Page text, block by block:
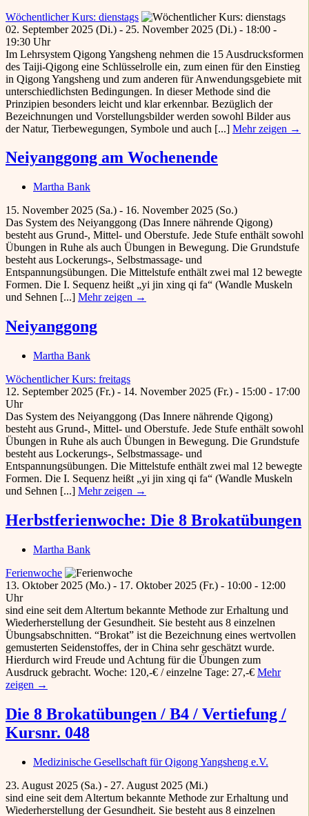
Wöchentlicher Kurs: dienstags
02. September 2025 (Di.) - 25. November 2025 (Di.) - 18:00 -
19:30 Uhr
Im Lehrsystem Qigong Yangsheng nehmen die 15 Ausdrucksformen
des Taiji-Qigong eine Schlüsselrolle ein, zum einen für den Einstieg
in Qigong Yangsheng und zum anderen für Anwendungsgebiete mit
unterschiedlichsten Bedingungen. In dieser Methode sind die
Prinzipien besonders leicht und klar erkennbar. Bezüglich der
Bezeichnungen und Vorstellungsbilder werden sowohl Bilder aus
der Natur, Tierbewegungen, Symbole und auch [...] Mehr zeigen →
Neiyanggong am Wochenende
Martha Bank
15. November 2025 (Sa.) - 16. November 2025 (So.)
Das System des Neiyanggong (Das Innere nährende Qigong)
besteht aus Grund-, Mittel- und Oberstufe. Jede Stufe enthält sowohl
Übungen in Ruhe als auch Übungen in Bewegung. Die Grundstufe
besteht aus Lockerungs-, Selbstmassage- und
Entspannungsübungen. Die Mittelstufe enthält zwei mal 12 bewegte
Formen. Die I. Sequenz heißt „yi jin xing qi fa“ (Wandle Muskeln
und Sehnen [...] Mehr zeigen →
Neiyanggong
Martha Bank
Wöchentlicher Kurs: freitags
12. September 2025 (Fr.) - 14. November 2025 (Fr.) - 15:00 - 17:00
Uhr
Das System des Neiyanggong (Das Innere nährende Qigong)
besteht aus Grund-, Mittel- und Oberstufe. Jede Stufe enthält sowohl
Übungen in Ruhe als auch Übungen in Bewegung. Die Grundstufe
besteht aus Lockerungs-, Selbstmassage- und
Entspannungsübungen. Die Mittelstufe enthält zwei mal 12 bewegte
Formen. Die I. Sequenz heißt „yi jin xing qi fa“ (Wandle Muskeln
und Sehnen [...] Mehr zeigen →
Herbstferienwoche: Die 8 Brokatübungen
Martha Bank
Ferienwoche
13. Oktober 2025 (Mo.) - 17. Oktober 2025 (Fr.) - 10:00 - 12:00
Uhr
sind eine seit dem Altertum bekannte Methode zur Erhaltung und
Wiederherstellung der Gesundheit. Sie besteht aus 8 einzelnen
Übungsabschnitten. “Brokat” ist die Bezeichnung eines wertvollen
gemusterten Seidenstoffes, der in China sehr geschätzt wurde.
Hierdurch wird Freude und Achtung für die Übungen zum
Ausdruck gebracht. Woche: 120,-€ / einzelne Tage: 27,-€ Mehr
zeigen →
Die 8 Brokatübungen / B4 / Vertiefung /
Kursnr. 048
Medizinische Gesellschaft für Qigong Yangsheng e.V.
23. August 2025 (Sa.) - 27. August 2025 (Mi.)
sind eine seit dem Altertum bekannte Methode zur Erhaltung und
Wiederherstellung der Gesundheit. Sie besteht aus 8 einzelnen